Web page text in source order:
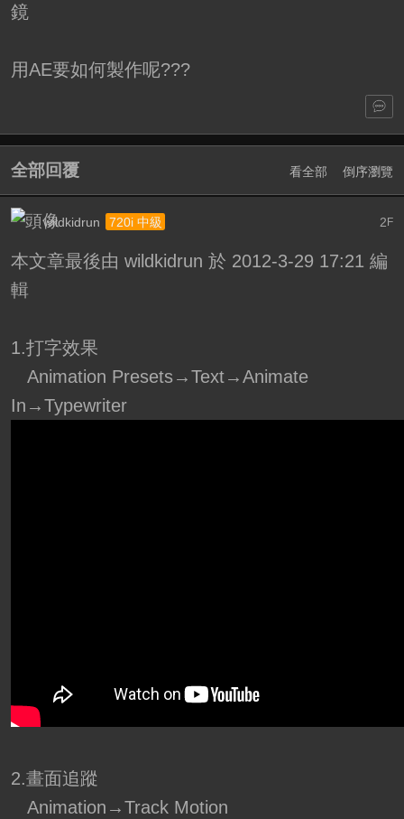
鏡
用AE要如何製作呢???
全部回覆 看全部 倒序瀏覽
2F
wildkidrun 720i 中級
本文章最後由 wildkidrun 於 2012-3-29 17:21 編
輯
1.打字效果
Animation Presets→Text→Animate
In→Typewriter
2.畫面追蹤
Animation→Track Motion